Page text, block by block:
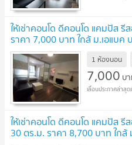
ให้เช่าคอนโด ดีคอนโด แคมปัส
ราคา 7,000 บาท ใกล้ ม.เอแบค
1 ห้องนอน
7,000 บ
ให้เช่าคอนโด ดีคอนโด แคมปัส
30 ตร.ม. ราคา 8,700 บาท ใกล้